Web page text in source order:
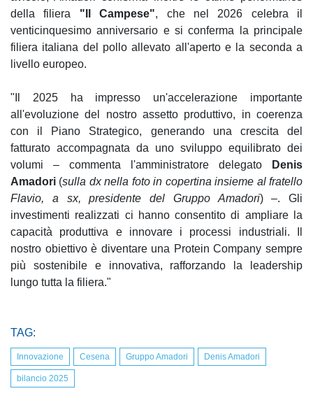
della filiera "Il Campese", che nel 2026 celebra il
venticinquesimo anniversario e si conferma la principale
filiera italiana del pollo allevato all'aperto e la seconda a
livello europeo.
"Il 2025 ha impresso un'accelerazione importante
all'evoluzione del nostro assetto produttivo, in coerenza
con il Piano Strategico, generando una crescita del
fatturato accompagnata da uno sviluppo equilibrato dei
volumi – commenta l'amministratore delegato
Denis
Amadori (sulla dx nella foto in copertina insieme al fratello
Flavio, a sx, presidente del Gruppo Amadori) –. Gli
investimenti realizzati ci hanno consentito di ampliare la
capacità produttiva e innovare i processi industriali. Il
nostro obiettivo è diventare una Protein Company sempre
più sostenibile e innovativa, rafforzando la leadership
lungo tutta la filiera."
TAG:
Innovazione Cesena Gruppo Amadori Denis Amadori
bilancio 2025